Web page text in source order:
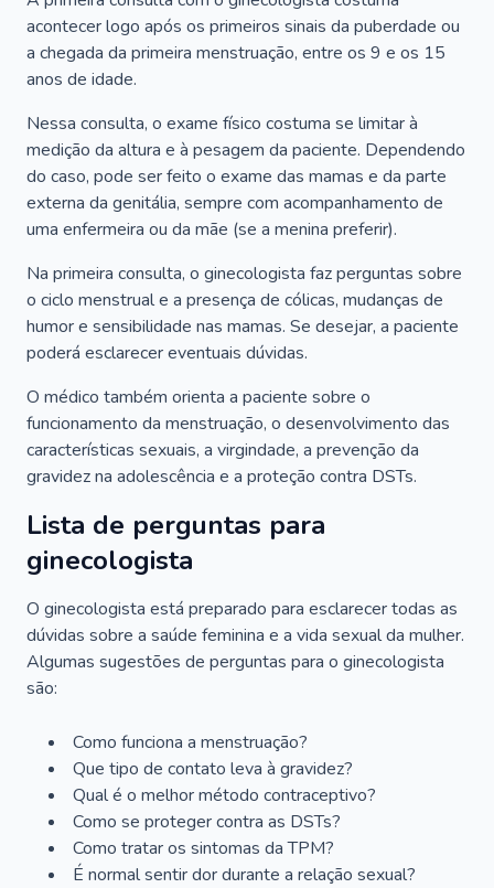
acontecer logo após os primeiros sinais da puberdade ou
a chegada da primeira menstruação, entre os 9 e os 15
anos de idade.
Nessa consulta, o exame físico costuma se limitar à
medição da altura e à pesagem da paciente. Dependendo
do caso, pode ser feito o exame das mamas e da parte
externa da genitália, sempre com acompanhamento de
uma enfermeira ou da mãe (se a menina preferir).
Na primeira consulta, o ginecologista faz perguntas sobre
o ciclo menstrual e a presença de cólicas, mudanças de
humor e sensibilidade nas mamas. Se desejar, a paciente
poderá esclarecer eventuais dúvidas.
O médico também orienta a paciente sobre o
funcionamento da menstruação, o desenvolvimento das
características sexuais, a virgindade, a prevenção da
gravidez na adolescência e a proteção contra DSTs.
Lista de perguntas para
ginecologista
O ginecologista está preparado para esclarecer todas as
dúvidas sobre a saúde feminina e a vida sexual da mulher.
Algumas sugestões de perguntas para o ginecologista
são:
Como funciona a menstruação?
Que tipo de contato leva à gravidez?
Qual é o melhor método contraceptivo?
Como se proteger contra as DSTs?
Como tratar os sintomas da TPM?
É normal sentir dor durante a relação sexual?